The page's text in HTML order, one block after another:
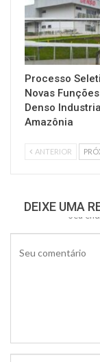
Processo
Novas
Denso
Amazônia
ANTERIOR
DEIXE UMA
Seu